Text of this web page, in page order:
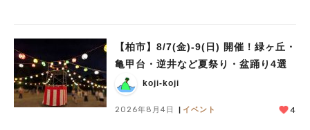
【柏市】8/7(金)‐9(日) 開催！緑ヶ丘・
亀甲台・逆井など夏祭り・盆踊り4選
koji-koji
2026年8月4日 イベント 4